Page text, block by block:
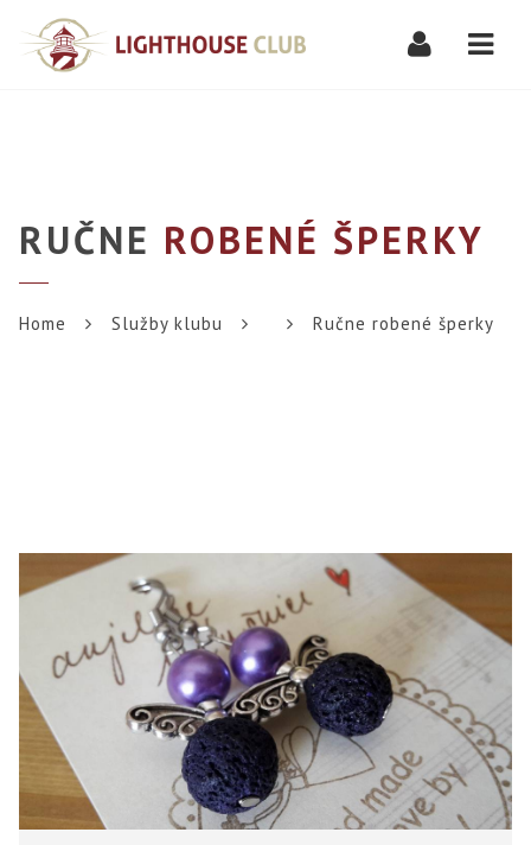
RUČNE ROBENÉ ŠPERKY
Home Služby klubu Ručne robené šperky